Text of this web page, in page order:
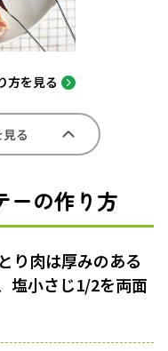
方を見る
る
ーの作り方
り肉は厚みのある
塩小さじ1/2を両面